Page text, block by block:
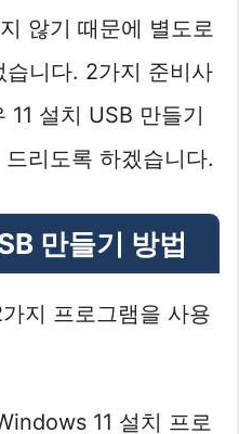
않기 때문에 별도로
니다. 2가지 준비사
설치 USB 만들기
리도록 하겠습니다.
만들기 방법
지 프로그램을 사용
11 설치 프로